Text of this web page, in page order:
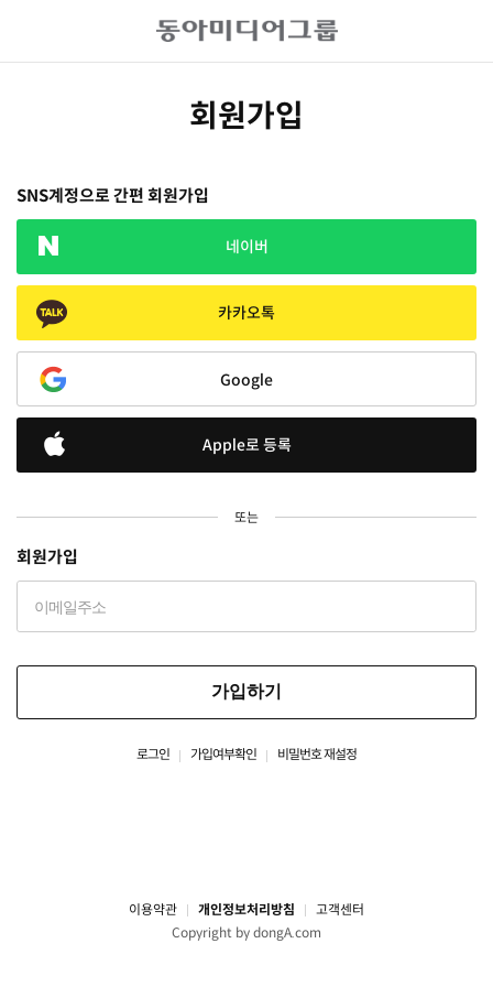
회원가입
SNS계정으로 간편 회원가입
네이버
카카오톡
Google
Apple로 등록
또는
회원가입
가입하기
로그인 가입여부확인 비밀번호 재설정
이용약관 개인정보처리방침
고객센터
Copyright by dongA.com